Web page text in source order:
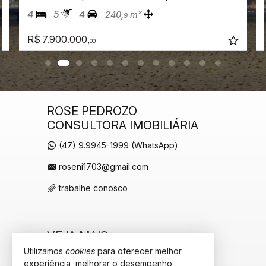
4 5 4 240,9 m²
R$ 7.900.000, 00
ROSE PEDROZO
CONSULTORA IMOBILIÁRIA
(47) 9.9945-1999 (WhatsApp)
roseni1703@gmail.com
trabalhe conosco
VEJA MAIS
receba nosso newsletter
Utilizamos cookies para oferecer melhor
experiência, melhorar o desempenho,